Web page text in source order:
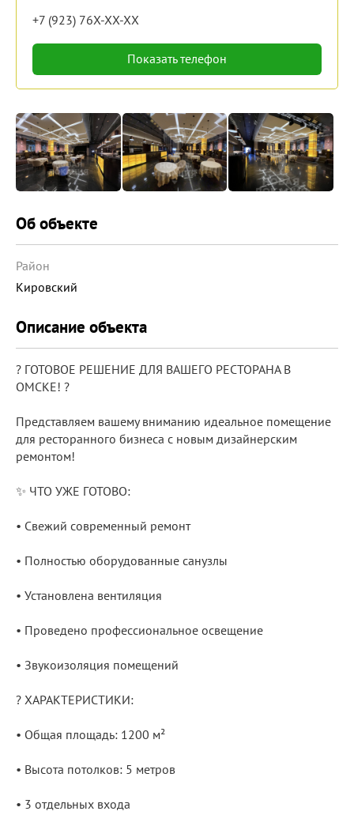
+7 (923) 76X-XX-XX
Показать телефон
Об объекте
Район
Кировский
Описание объекта
? ГОТОВОЕ РЕШЕНИЕ ДЛЯ ВАШЕГО РЕСТОРАНА В
ОМСКЕ! ?
Представляем вашему вниманию идеальное помещение
для ресторанного бизнеса с новым дизайнерским
ремонтом!
✨ ЧТО УЖЕ ГОТОВО:
• Свежий современный ремонт
• Полностью оборудованные санузлы
• Установлена вентиляция
• Проведено профессиональное освещение
• Звукоизоляция помещений
? ХАРАКТЕРИСТИКИ:
• Общая площадь: 1200 м²
• Высота потолков: 5 метров
• 3 отдельных входа